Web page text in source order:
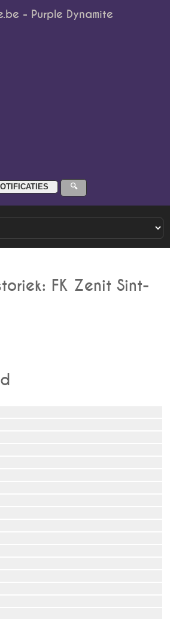
- Purple Dynamite
FK Zenit Sint-